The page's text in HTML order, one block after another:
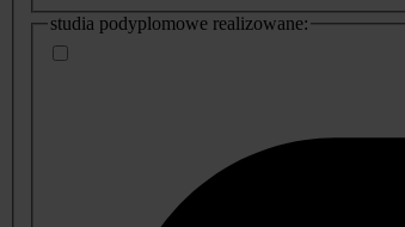
studia podyplomowe realizowane: